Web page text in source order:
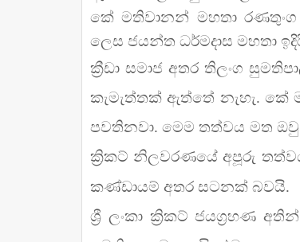
කේ මතිවානන් මහතා
ලෙස ජයන්ත ධර්මදාස මහතා
ක්‍රීඩා සමාජ අතර තිලංග
කැමැත්තක් ඇත්තේ නැහැ. කේ
පවතිනවා. මෙම තත්වය මත
ක්‍රිකට් නිලවරණයේ අපූරු
කණ්ඩායම් අතර සටනක් බවයි.
ශ්‍රී ලංකා ක්‍රිකට් ජයග්‍රහණ